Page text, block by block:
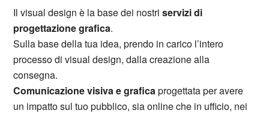
Il visual design è la base dei nostriservizi di
progettazione grafica.
Sulla base della tua idea, prendo in carico l’intero
processo di visual design, dalla creazione alla
consegna.
Comunicazione visiva e grafica progettata per avere
un impatto sul tuo pubblico, sia online che in ufficio, nei